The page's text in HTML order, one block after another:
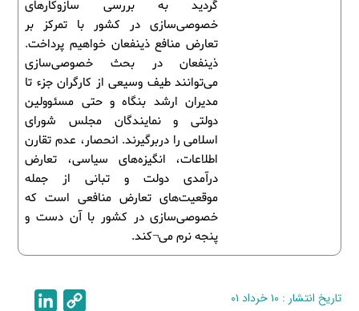
گردید به بررسی سازوکارهای
خصوصی‌سازی در کشور با تمرکز بر
تعارض منافع ذینفعان خواهیم پرداخت.
ذینفعان در بحث خصوصی‌سازی
می‌توانند طیف وسیعی از کارگران جزء تا
مدیران ارشد بنگاه و حتی مسئوولین
دولتی و نمایندگان مجلس شورای
اسلامی را دربرگیرند. انحصار، عدم تقارن
اطلاعات، انگیزه‌های سیاسی، تعارض
درآمدی دولت و تبانی از جمله
موقعیت‌های تعارض منافعی است که
خصوصی‌سازی در کشور با آن دست و
پنجه نرم می¬کند.
تاریخ انتشار : ۱۰ خرداد ۰۱